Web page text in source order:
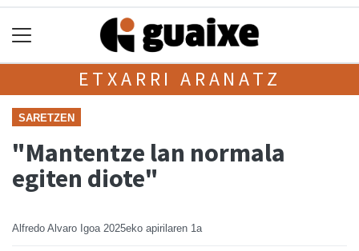
ETXARRI ARANATZ
SARETZEN
"Mantentze lan normala
egiten diote"
Alfredo Alvaro Igoa 2025eko apirilaren 1a